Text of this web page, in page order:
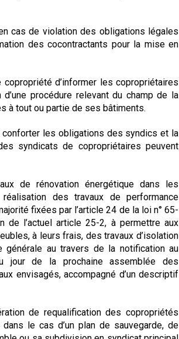
cas de violation des obligations légales
des cocontractants pour la mise en
d’informer les copropriétaires
procédure relevant du champ de la
à tout ou partie de ses bâtiments.
les obligations des syndics et la
syndicats de copropriétaires peuvent
de rénovation énergétique dans les
des travaux de performance
fixées par l’article 24 de la loi n° 65-
de l’actuel article 25-2, à permettre aux
à leurs frais, des travaux d’isolation
générale au travers de la notification au
jour de la prochaine assemblée des
envisagés, accompagné d’un descriptif
de requalification des copropriétés
le cas d’un plan de sauvegarde, de